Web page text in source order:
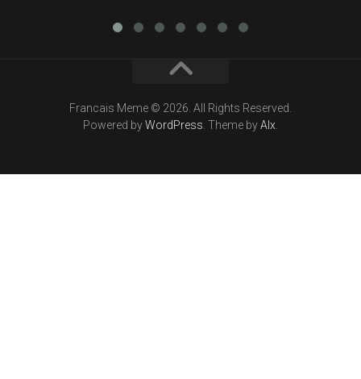
Francais Meme © 2026. All Rights Reserved.
Powered byWordPress . Theme byAlx